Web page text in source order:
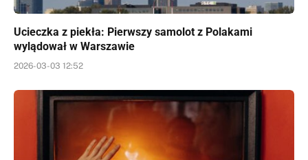
Ucieczka z piekła: Pierwszy samolot z Polakami
wylądował w Warszawie
2026-03-03 12:52